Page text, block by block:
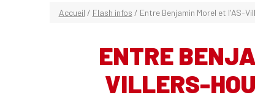
Accueil / Flash infos / Entre Benjamin Morel et l'AS-
ENTRE
VILLERS-